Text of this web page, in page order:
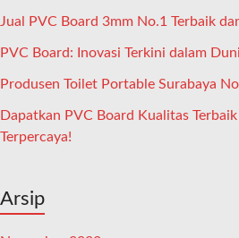
Jual PVC Board 3mm No.1 Terbaik
PVC Board: Inovasi Terkini dalam
Produsen Toilet Portable Surabaya No
Dapatkan PVC Board Kualitas
Terpercaya!
Arsip